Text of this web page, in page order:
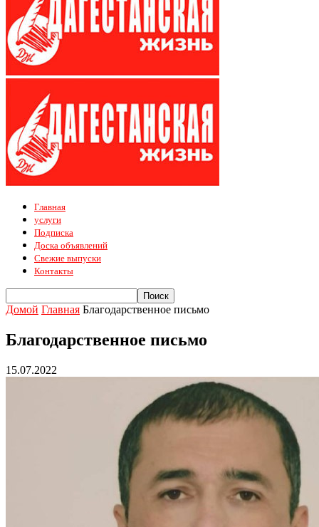
Главная
услуги
Подписка
Доска объявлений
Свежие выпуски
Контакты
Домой Главная Благодарственное письмо
Благодарственное письмо
15.07.2022